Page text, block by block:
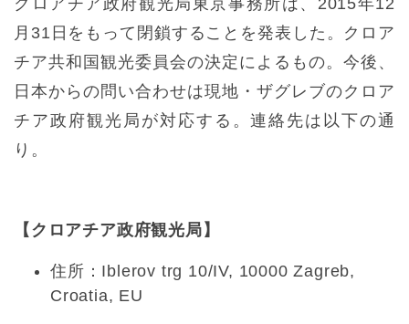
クロアチア政府観光局東京事務所は、2015年12
月31日をもって閉鎖することを発表した。クロア
チア共和国観光委員会の決定によるもの。今後、
日本からの問い合わせは現地・ザグレブのクロア
チア政府観光局が対応する。連絡先は以下の通
り。
【クロアチア政府観光局】
住所：Iblerov trg 10/IV, 10000 Zagreb,
Croatia, EU